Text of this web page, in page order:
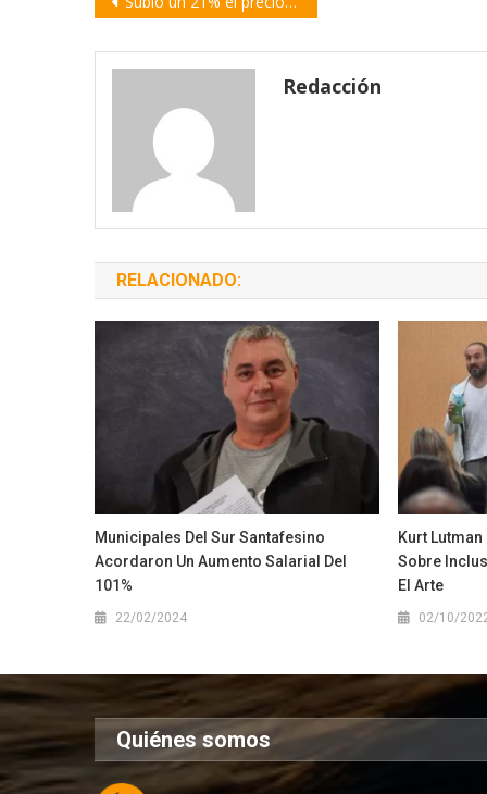
entradas
Redacción
RELACIONADO:
Municipales Del Sur Santafesino
Acordaron Un Aumento Salarial Del
101%
22/02/2024
Kurt
Sobre
El Arte
02/10/
Quiénes somos